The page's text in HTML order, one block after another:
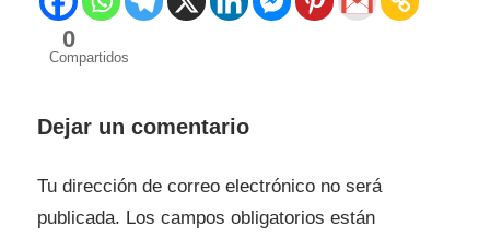
0
Compartidos
Dejar un comentario
Tu dirección de correo electrónico no será
publicada. Los campos obligatorios están